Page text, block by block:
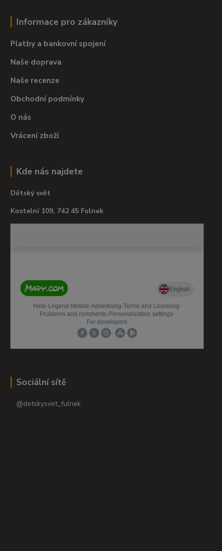
Informace pro zákazníky
Platby a bankovní spojení
Naše doprava
Naše recenze
Obchodní podmínky
O nás
Vrácení zboží
Kde nás najdete
Dětský svět
Kostelní 109, 742 45 Fulnek
Sociální sítě
@detskysvet_fulnek